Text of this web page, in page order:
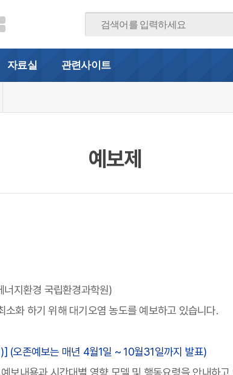
자료실 관련사이트
예보제
너지환경 국립환경과학원)
화 하기 위해 대기오염 농도를 예보하고 있습니다.
(오존예보는 매년 4월1일 ~ 10월31일까지 발표)
보내용과 시간대별 영향 모델 및 행동요령을 안내하